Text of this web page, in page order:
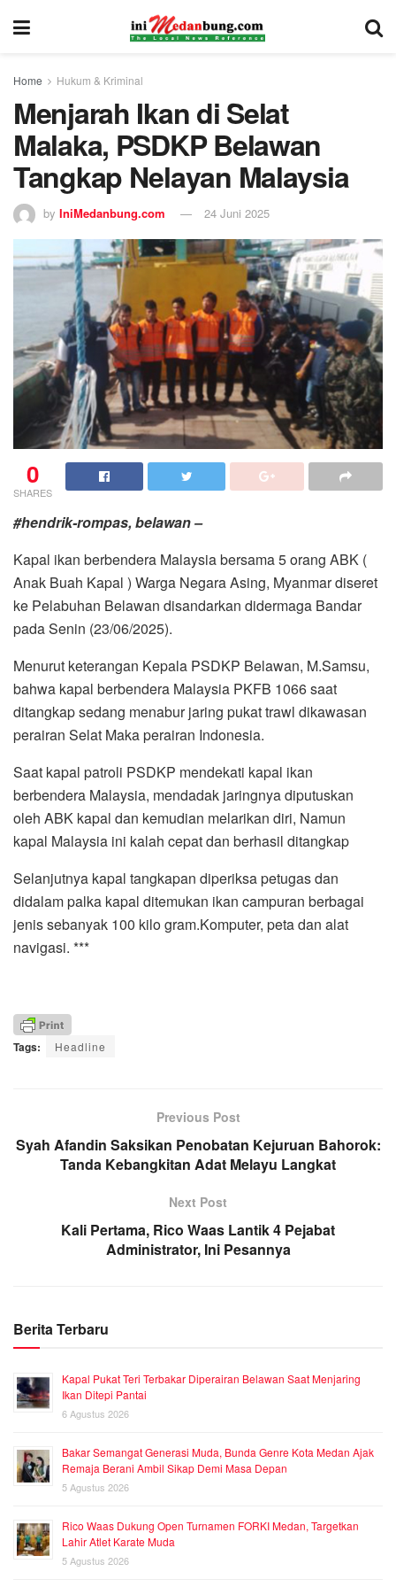
Home Hukum & Kriminal
Menjarah Ikan di Selat
Malaka, PSDKP Belawan
Tangkap Nelayan Malaysia
by IniMedanbung.com 24 Juni 2025
0
SHARES
#hendrik-rompas, belawan –
Kapal ikan berbendera Malaysia bersama 5 orang ABK (
Anak Buah Kapal ) Warga Negara Asing, Myanmar diseret
ke Pelabuhan Belawan disandarkan didermaga Bandar
pada Senin (23/06/2025).
Menurut keterangan Kepala PSDKP Belawan, M.Samsu,
bahwa kapal berbendera Malaysia PKFB 1066 saat
ditangkap sedang menabur jaring pukat trawl dikawasan
perairan Selat Maka perairan Indonesia.
Saat kapal patroli PSDKP mendekati kapal ikan
berbendera Malaysia, mendadak jaringnya diputuskan
oleh ABK kapal dan kemudian melarikan diri, Namun
kapal Malaysia ini kalah cepat dan berhasil ditangkap
Selanjutnya kapal tangkapan diperiksa petugas dan
didalam palka kapal ditemukan ikan campuran berbagai
jenis sebanyak 100 kilo gram.Komputer, peta dan alat
navigasi. ***
Tags: Headline
Previous Post
Syah Afandin Saksikan Penobatan Kejuruan Bahorok:
Tanda Kebangkitan Adat Melayu Langkat
Next Post
Kali Pertama, Rico Waas Lantik 4 Pejabat
Administrator, Ini Pesannya
Berita Terbaru
Kapal Pukat Teri Terbakar Diperairan Belawan Saat Menjaring
Ikan Ditepi Pantai
6 Agustus 2026
Bakar Semangat Generasi Muda, Bunda Genre Kota Medan Ajak
Remaja Berani Ambil Sikap Demi Masa Depan
5 Agustus 2026
Rico Waas Dukung Open Turnamen FORKI Medan, Targetkan
Lahir Atlet Karate Muda
5 Agustus 2026